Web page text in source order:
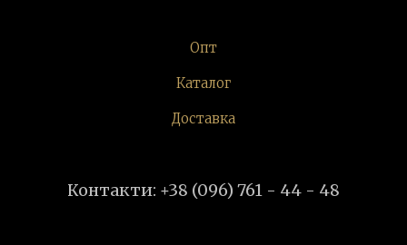
Опт
Каталог
Доставка
Контакти: +38 (096) 761 - 44 - 48